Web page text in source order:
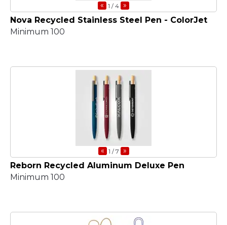
« 1 / 4 »
Nova Recycled Stainless Steel Pen - ColorJet
Minimum 100
« 1 / 7 »
Reborn Recycled Aluminum Deluxe Pen
Minimum 100